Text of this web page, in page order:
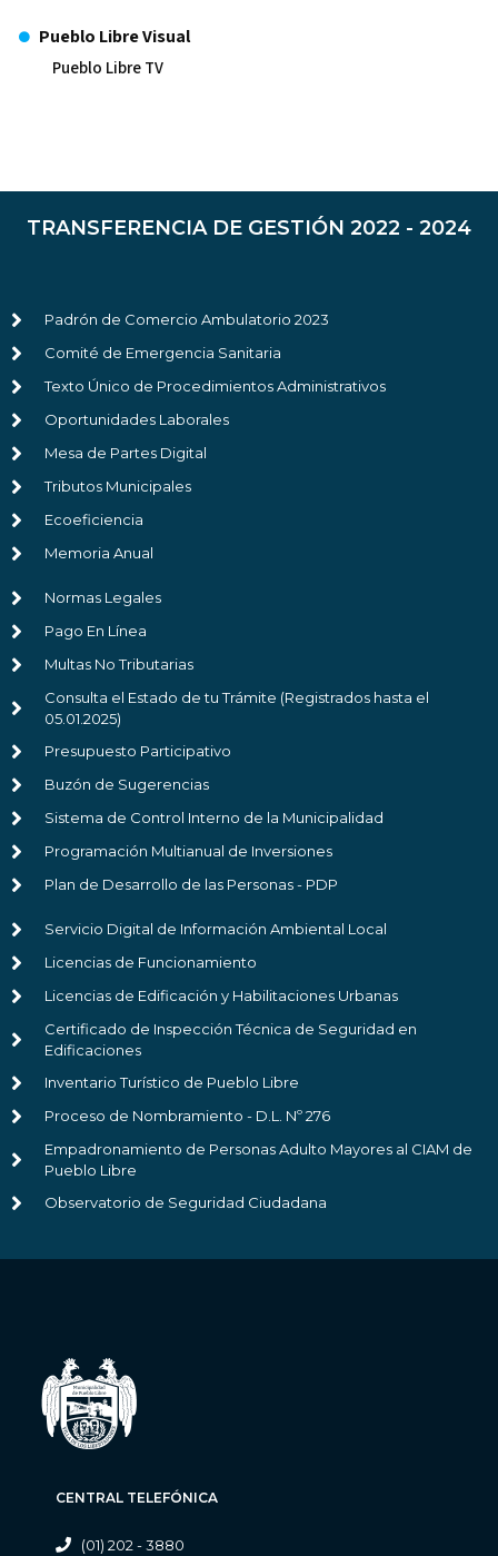
Pueblo Libre Visual
Pueblo Libre TV
TRANSFERENCIA DE GESTIÓN 2022 - 2024
Padrón de Comercio Ambulatorio 2023
Comité de Emergencia Sanitaria
Texto Único de Procedimientos Administrativos
Oportunidades Laborales
Mesa de Partes Digital
Tributos Municipales
Ecoeficiencia
Memoria Anual
Normas Legales
Pago En Línea
Multas No Tributarias
Consulta el Estado de tu Trámite (Registrados hasta el
05.01.2025)
Presupuesto Participativo
Buzón de Sugerencias
Sistema de Control Interno de la Municipalidad
Programación Multianual de Inversiones
Plan de Desarrollo de las Personas - PDP
Servicio Digital de Información Ambiental Local
Licencias de Funcionamiento
Licencias de Edificación y Habilitaciones Urbanas
Certificado de Inspección Técnica de Seguridad en
Edificaciones
Inventario Turístico de Pueblo Libre
Proceso de Nombramiento - D.L. Nº 276
Empadronamiento de Personas Adulto Mayores al CIAM de
Pueblo Libre
Observatorio de Seguridad Ciudadana
CENTRAL TELEFÓNICA
(01) 202 - 3880